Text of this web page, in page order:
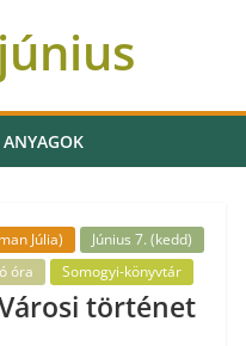
Júlia)
Június 7. (kedd)
óra Somogyi-könyvtár
történet